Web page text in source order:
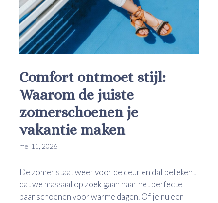
Comfort ontmoet stijl:
Waarom de juiste
zomerschoenen je
vakantie maken
mei 11, 2026
De zomer staat weer voor de deur en dat betekent
dat we massaal op zoek gaan naar het perfecte
paar schoenen voor warme dagen. Of je nu een